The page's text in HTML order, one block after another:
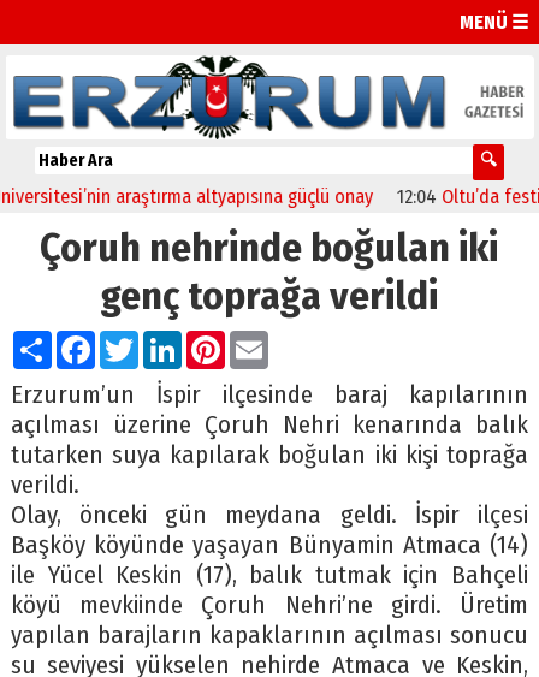
MENÜ ☰
araştırma altyapısına güçlü onay 12:04 Oltu’da
Çoruh nehrinde boğulan iki
genç toprağa verildi
PaylaşFacebook
TwitterLinkedIn
Pinterest
Email
Erzurum’un İspir ilçesinde baraj kapılarının
açılması üzerine Çoruh Nehri kenarında balık
tutarken suya kapılarak boğulan iki kişi toprağa
verildi.
Olay, önceki gün meydana geldi. İspir ilçesi
Başköy köyünde yaşayan Bünyamin Atmaca (14)
ile Yücel Keskin (17), balık tutmak için Bahçeli
köyü mevkiinde Çoruh Nehri’ne girdi. Üretim
yapılan barajların kapaklarının açılması sonucu
su seviyesi yükselen nehirde Atmaca ve Keskin,